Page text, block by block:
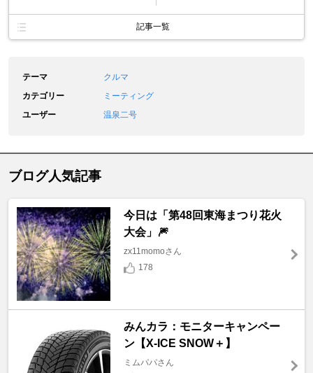
記事一覧
テーマ
クルマ
カテゴリー
ミーティング
ユーザー
温泉二号
ブログ人気記事
今日は「第48回東海まつり花火
大会」🎆
zx11momoさん
178
みんカラ：モニターキャンペー
ン【X-ICE SNOW＋】
ミムパパさん